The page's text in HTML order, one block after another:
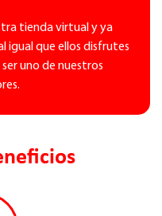
tienda virtual y ya
igual que ellos disfrutes
uno de nuestros